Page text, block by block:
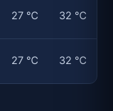
27 ℃ 32 ℃
27 ℃ 32 ℃